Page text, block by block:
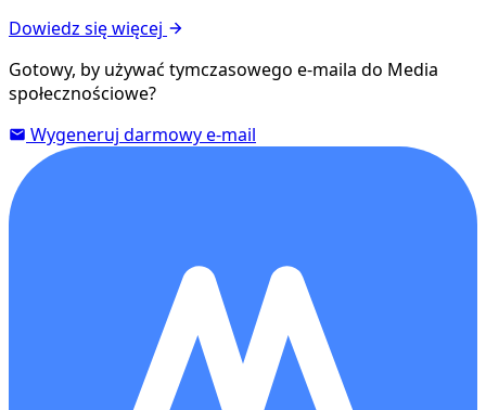
Dowiedz się więcej
Gotowy, by używać tymczasowego e-maila do Media
społecznościowe?
Wygeneruj darmowy e-mail